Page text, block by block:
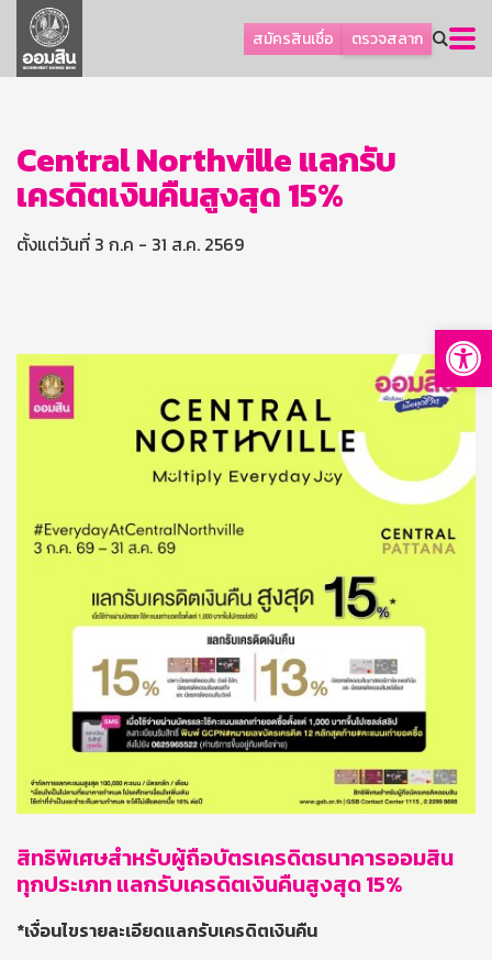
สมัครสินเชื่อ ตรวจสลาก
ลูกค้าธุรกิจ
ลูกค้าผู้ประกอบรายย่อย
ออมเพื่อสุข
เกี่ยวกับธนาคาร
ติดต่อเรา
บริการออนไลน์
TH
GSB Society
Central Northville แลกรับ
เครดิตเงินคืนสูงสุด 15%
ตั้งแต่วันที่ 3 ก.ค - 31 ส.ค. 2569
สิทธิพิเศษสำหรับผู้ถือบัตรเครดิตธนาคารออมสิน
ทุกประเภท แลกรับเครดิตเงินคืนสูงสุด 15%
*เงื่อนไขรายละเอียดแลกรับเครดิตเงินคืน